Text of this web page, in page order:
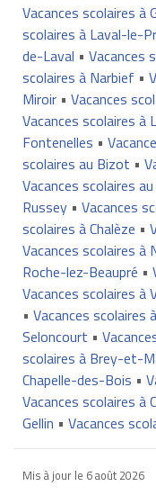
Vacances scolaires à
scolaires à Laval-le-
de-Laval • Vacances
scolaires à Narbief •
Miroir• Vacances
Vacances scolaires à
Fontenelles •
scolaires au Bizot •
Vacances scolaires
Russey• Vacances
scolaires à Chalèze •
Vacances scolaires à
Roche-lez-Beaupré •
Vacances scolaires à
• Vacances scolaires
Seloncourt •
scolaires à Brey-et-
Chapelle-des-Bois •
Vacances scolaires à
Gellin • Vacances
Mis à jour le 6 août 2026